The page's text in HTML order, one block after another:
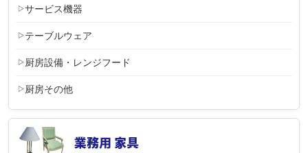
サービス機器
テーブルウェア
厨房設備・レンジフード
厨房その他